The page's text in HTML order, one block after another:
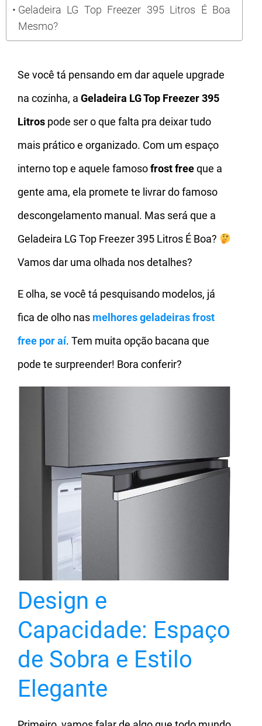
Geladeira LG Top Freezer 395 Litros É Boa
Mesmo?
Se você tá pensando em dar aquele upgrade
na cozinha, a Geladeira LG Top Freezer 395
Litros pode ser o que falta pra deixar tudo
mais prático e organizado. Com um espaço
interno top e aquele famosofrost freeque a
gente ama, ela promete te livrar do famoso
descongelamento manual. Mas será que a
Geladeira LG Top Freezer 395 Litros É Boa?
Vamos dar uma olhada nos detalhes?
E olha, se você tá pesquisando modelos, já
fica de olho nas melhores geladeiras frost
free por aí. Tem muita opção bacana que
pode te surpreender! Bora conferir?
Design e
Capacidade: Espaço
de Sobra e Estilo
Elegante